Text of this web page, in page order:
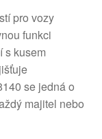
pro vozy
funkci
s kusem
se jedná o
majitel nebo